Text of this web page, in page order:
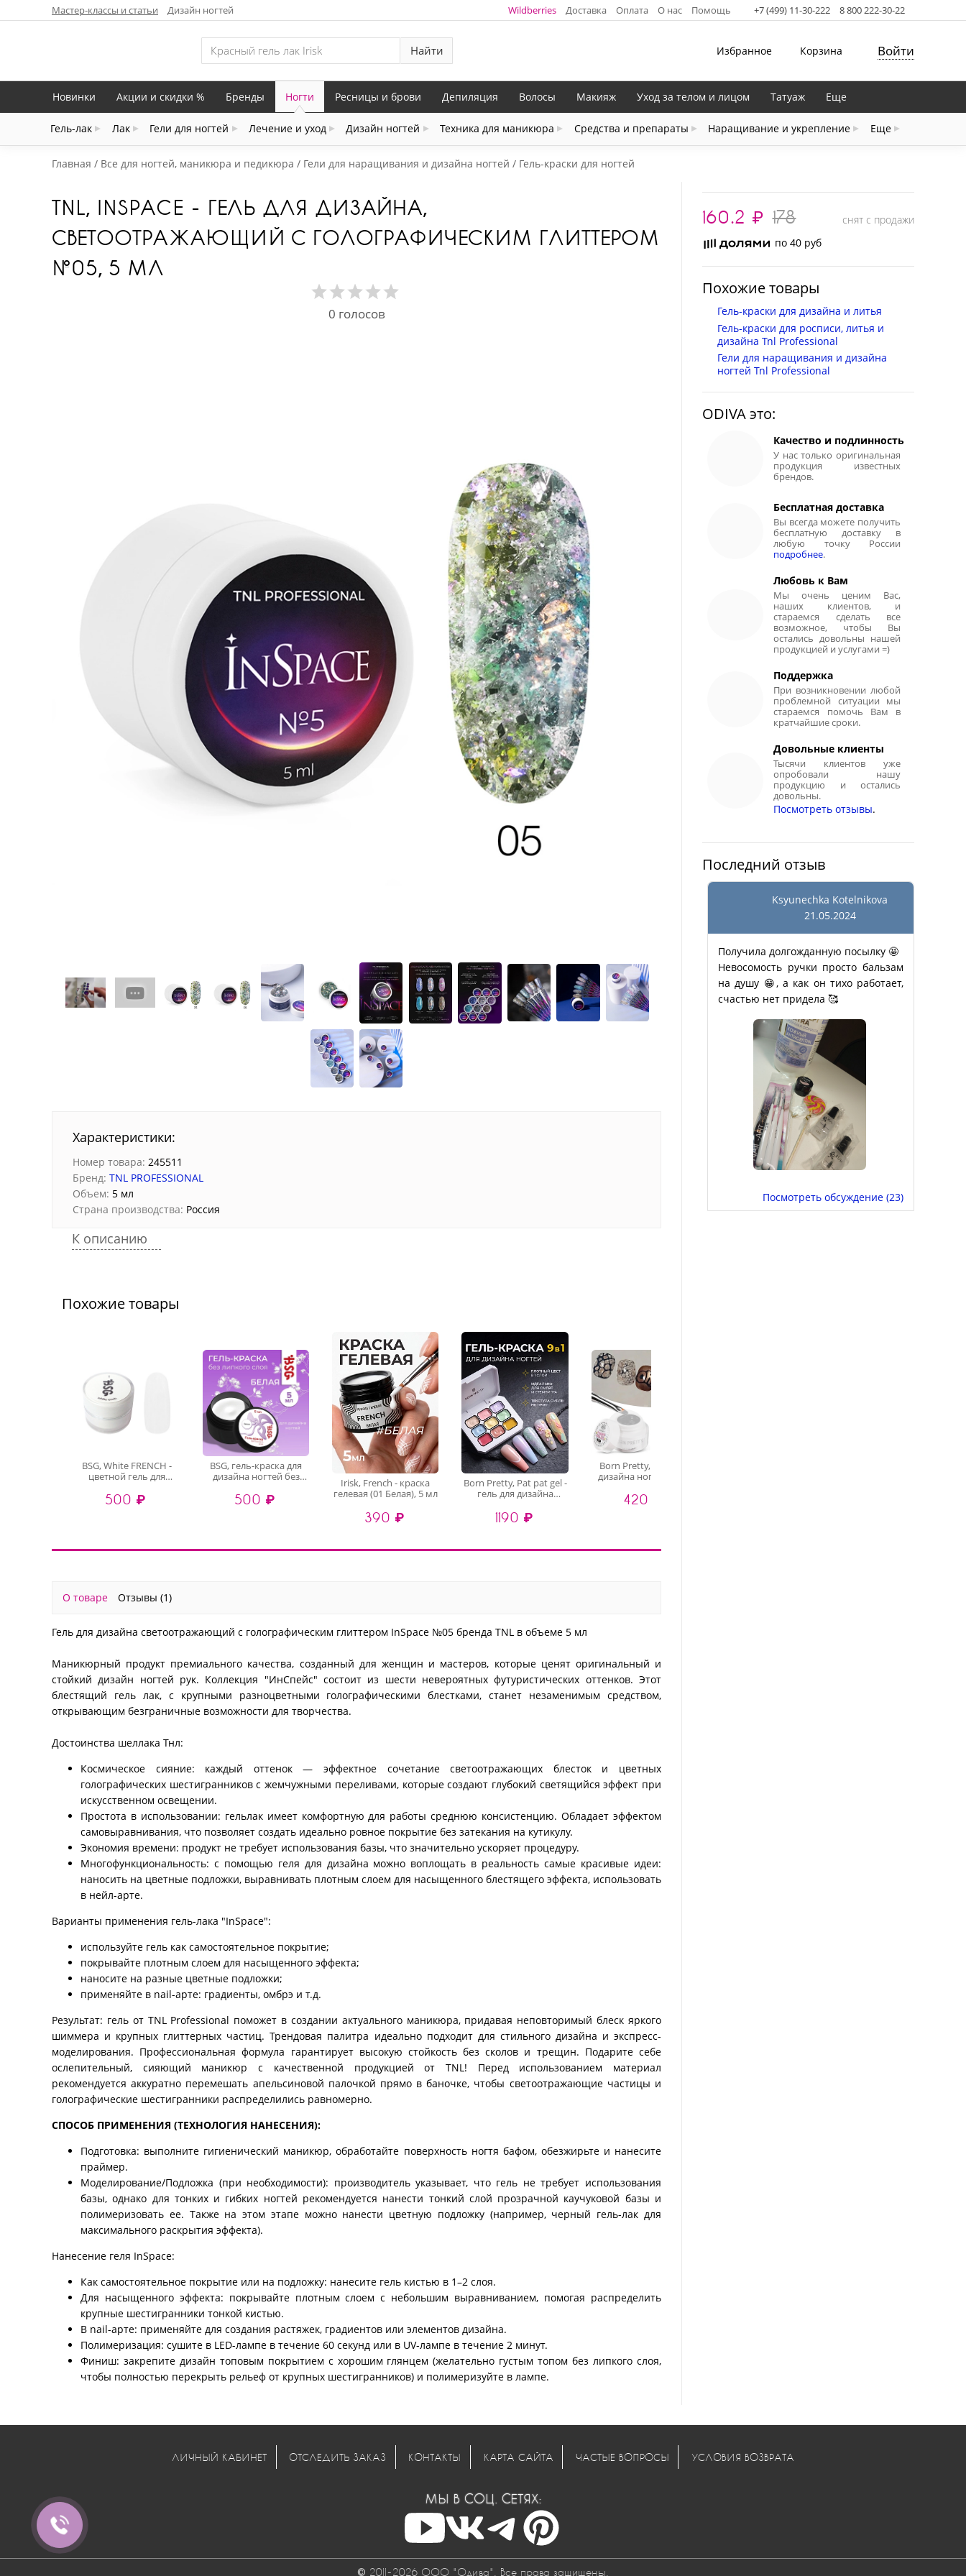
Мастер-классы и статьи Дизайн ногтей Wildberries Доставка Оплата О нас Помощь +7 (499) 11-30-222 8 800 222-30-22
Найти Избранное Корзина Войти
Новинки Акции и скидки % Бренды Ногти
Гель-лак Лак Гели для ногтей Лечение и уход Дизайн ногтей Техника для маникюра Средства и препараты Наращивание и укрепление Еще
Ресницы и брови Депиляция Волосы Макияж Уход за телом и лицом Татуаж Еще
Главная Все для ногтей, маникюра и педикюра Гели для наращивания и дизайна ногтей Гель-краски для ногтей
TNL, INSPACE - ГЕЛЬ ДЛЯ ДИЗАЙНА,
СВЕТООТРАЖАЮЩИЙ С ГОЛОГРАФИЧЕСКИМ ГЛИТТЕРОМ
№05, 5 МЛ
0 голосов
Характеристики:
Номер товара: 245511
Бренд: TNL PROFESSIONAL
Объем: 5 мл
Страна производства: Россия
К описанию
Похожие товары
BSG, White FRENCH -
цветной гель для
белый), 5 мл
500 ₽
BSG, гель-краска для
дизайна ногтей без
мл
500 ₽
Irisk, French - краска
гелевая (01 Белая), 5 мл
390 ₽
Born Pretty, Pat pat gel -
гель для дизайна
1190 ₽
Born Pretty, гель для
дизайна ногтей Poke
5 гр
420 ₽
О товаре Отзывы (1)
Гель для дизайна светоотражающий с голографическим глиттером InSpace №05 бренда TNL в объеме 5 мл
Маникюрный продукт премиального качества, созданный для женщин и мастеров, которые ценят оригинальный и
стойкий дизайн ногтей рук. Коллекция "ИнСпейс" состоит из шести невероятных футуристических оттенков. Этот
блестящий гель лак, с крупными разноцветными голографическими блестками, станет незаменимым средством,
открывающим безграничные возможности для творчества.
Достоинства шеллака Тнл:
Космическое сияние: каждый оттенок — эффектное сочетание светоотражающих блесток и цветных
голографических шестигранников с жемчужными переливами, которые создают глубокий светящийся эффект при
искусственном освещении.
Простота в использовании: гельлак имеет комфортную для работы среднюю консистенцию. Обладает эффектом
самовыравнивания, что позволяет создать идеально ровное покрытие без затекания на кутикулу.
Экономия времени: продукт не требует использования базы, что значительно ускоряет процедуру.
Многофункциональность: с помощью геля для дизайна можно воплощать в реальность самые красивые идеи:
наносить на цветные подложки, выравнивать плотным слоем для насыщенного блестящего эффекта, использовать
в нейл-арте.
Варианты применения гель-лака "InSpace":
используйте гель как самостоятельное покрытие;
покрывайте плотным слоем для насыщенного эффекта;
наносите на разные цветные подложки;
применяйте в nail-арте: градиенты, омбрэ и т.д.
Результат: гель от TNL Professional поможет в создании актуального маникюра, придавая неповторимый блеск яркого
шиммера и крупных глиттерных частиц. Трендовая палитра идеально подходит для стильного дизайна и экспресс-
моделирования. Профессиональная формула гарантирует высокую стойкость без сколов и трещин. Подарите себе
ослепительный, сияющий маникюр с качественной продукцией от TNL! Перед использованием материал
рекомендуется аккуратно перемешать апельсиновой палочкой прямо в баночке, чтобы светоотражающие частицы и
голографические шестигранники распределились равномерно.
СПОСОБ ПРИМЕНЕНИЯ (ТЕХНОЛОГИЯ НАНЕСЕНИЯ):
Подготовка: выполните гигиенический маникюр, обработайте поверхность ногтя бафом, обезжирьте и нанесите
праймер.
Моделирование/Подложка (при необходимости): производитель указывает, что гель не требует использования
базы, однако для тонких и гибких ногтей рекомендуется нанести тонкий слой прозрачной каучуковой базы и
полимеризовать ее. Также на этом этапе можно нанести цветную подложку (например, черный гель-лак для
максимального раскрытия эффекта).
Нанесение геля InSpace:
Как самостоятельное покрытие или на подложку: нанесите гель кистью в 1–2 слоя.
Для насыщенного эффекта: покрывайте плотным слоем с небольшим выравниванием, помогая распределить
крупные шестигранники тонкой кистью.
В nail-арте: применяйте для создания растяжек, градиентов или элементов дизайна.
Полимеризация: сушите в LED-лампе в течение 60 секунд или в UV-лампе в течение 2 минут.
Финиш: закрепите дизайн топовым покрытием с хорошим глянцем (желательно густым топом без липкого слоя,
чтобы полностью перекрыть рельеф от крупных шестигранников) и полимеризуйте в лампе.
160.2 ₽ 178
снят с продажи
по 40 руб
Похожие товары
Гель-краски для дизайна и литья
Гель-краски для росписи, литья и
дизайна Tnl Professional
Гели для наращивания и дизайна
ногтей Tnl Professional
ODIVA это:
Качество и подлинность
У нас только оригинальная
продукция известных
брендов.
Бесплатная доставка
Вы всегда можете получить
бесплатную доставку в
любую точку России
подробнее.
Любовь к Вам
Мы очень ценим Вас,
наших клиентов, и
стараемся сделать все
возможное, чтобы Вы
остались довольны нашей
продукцией и услугами =)
Поддержка
При возникновении любой
проблемной ситуации мы
стараемся помочь Вам в
кратчайшие сроки.
Довольные клиенты
Тысячи клиентов уже
опробовали нашу
продукцию и остались
довольны.
Посмотреть отзывы.
Последний отзыв
Ksyunechka Kotelnikova
21.05.2024
Получила долгожданную посылку 🤩
Невосомость ручки просто бальзам
на душу 😁, а как он тихо работает,
счастью нет придела 🥰
Посмотреть обсуждение (23)
ЛИЧНЫЙ КАБИНЕТ ОТСЛЕДИТЬ ЗАКАЗ КОНТАКТЫ КАРТА САЙТА ЧАСТЫЕ ВОПРОСЫ УСЛОВИЯ ВОЗВРАТА
МЫ В СОЦ. СЕТЯХ:
© 2011-2026 ООО "Одива". Все права защищены.